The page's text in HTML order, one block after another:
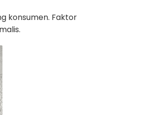
konsumen. Faktor